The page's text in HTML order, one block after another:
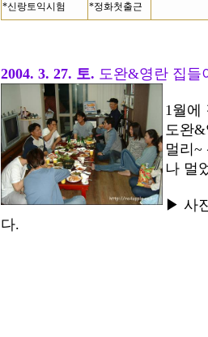
*신랑토익시험
*정화첫출근
2004. 3. 27. 토. 도완&영란 집들
1월에
도완
멀리~
나 멀
▶ 사
다.